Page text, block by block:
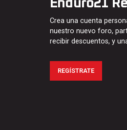
Enduro21
Crea una cuenta
nuestro nuevo foro,
recibir descuentos, y
REGÍSTRATE